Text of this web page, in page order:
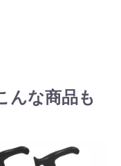
んな商品も